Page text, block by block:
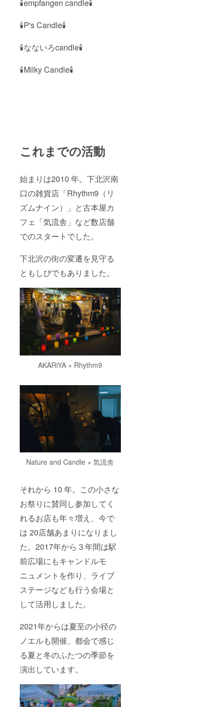
🕯empfangen candle🕯
🕯P's Candle🕯
🕯なないろcandle🕯
🕯Milky Candle🕯
これまでの活動
始まりは2010 年。下北沢南
口の雑貨店「Rhythm9（リ
ズムナイン）」と古本屋カ
フェ「気流舎」など数店舗
でのスタートでした。
下北沢の街の変遷を見守る
ともしびでもありました。
AKARiYA × Rhythm9
Nature and Candle × 気流舎
それから 10 年。この小さな
お祭りに賛同し参加してく
れるお店も年々増え、今で
は 20店舗あまりになりまし
た。2017年から３年間は駅
前広場にもキャンドルモ
ニュメントを作り、ライブ
ステージなども行う会場と
して活用しました。
2021年からは夏至の小径の
ノエルも開催、都会で感じ
る夏と冬のふたつの季節を
演出しています。